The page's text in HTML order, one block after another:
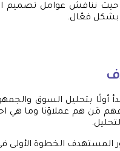
حيث نناقش عوامل تصميم
بشكل فعّال.
أولًا بتحليل السوق
مَن هم عملاؤنا وما هي
المستهدف الخطوة الأولى